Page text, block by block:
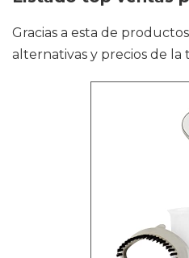
Gracias a esta de
alternativas y precios de